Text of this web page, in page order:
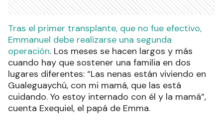
Tras el primer transplante, que no fue efectivo,
Emmanuel debe realizarse una segunda
operación. Los meses se hacen largos y más
cuando hay que sostener una familia en dos
lugares diferentes: “Las nenas están viviendo en
Gualeguaychú, con mi mamá, que las está
cuidando. Yo estoy internado con él y la mamá”,
cuenta Exequiel, el papá de Emma.